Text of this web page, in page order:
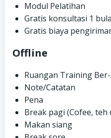
Modul Pelatihan
Gratis konsultasi 1
Gratis biaya
Offline
Ruangan Training Ber-
Note/Catatan
Pena
Break pagi (Cofee, teh
Makan siang